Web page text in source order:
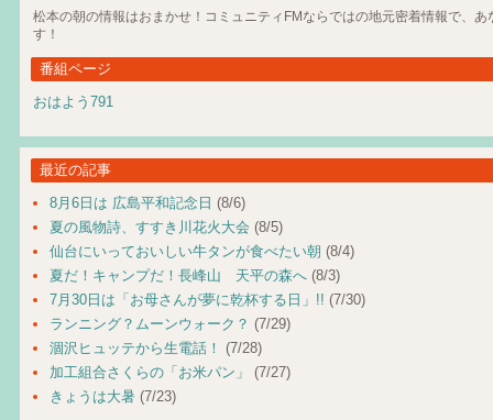
松本の朝の情報はおまかせ！コミュニティFMならではの地元密着情報で、あ
す！
番組ページ
おはよう791
最近の記事
8月6日は 広島平和記念日 (8/6)
夏の風物詩、すすき川花火大会 (8/5)
仙台にいっておいしい牛タンが食べたい朝 (8/4)
夏だ！キャンプだ！長峰山 天平の森へ (8/3)
7月30日は「お母さんが夢に乾杯する日」!! (7/30)
ランニング？ムーンウォーク？ (7/29)
涸沢ヒュッテから生電話！ (7/28)
加工組合さくらの「お米パン」
(7/27)
きょうは大暑 (7/23)